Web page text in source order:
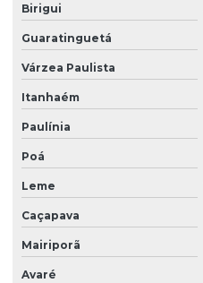
Birigui
Guaratinguetá
Várzea Paulista
Itanhaém
Paulínia
Poá
Leme
Caçapava
Mairiporã
Avaré